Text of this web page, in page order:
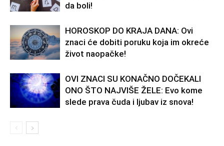
da boli!
HOROSKOP DO KRAJA DANA: Ovi
znaci će dobiti poruku koja im okreće
život naopačke!
OVI ZNACI SU KONAČNO DOČEKALI
ONO ŠTO NAJVIŠE ŽELE: Evo kome
slede prava čuda i ljubav iz snova!